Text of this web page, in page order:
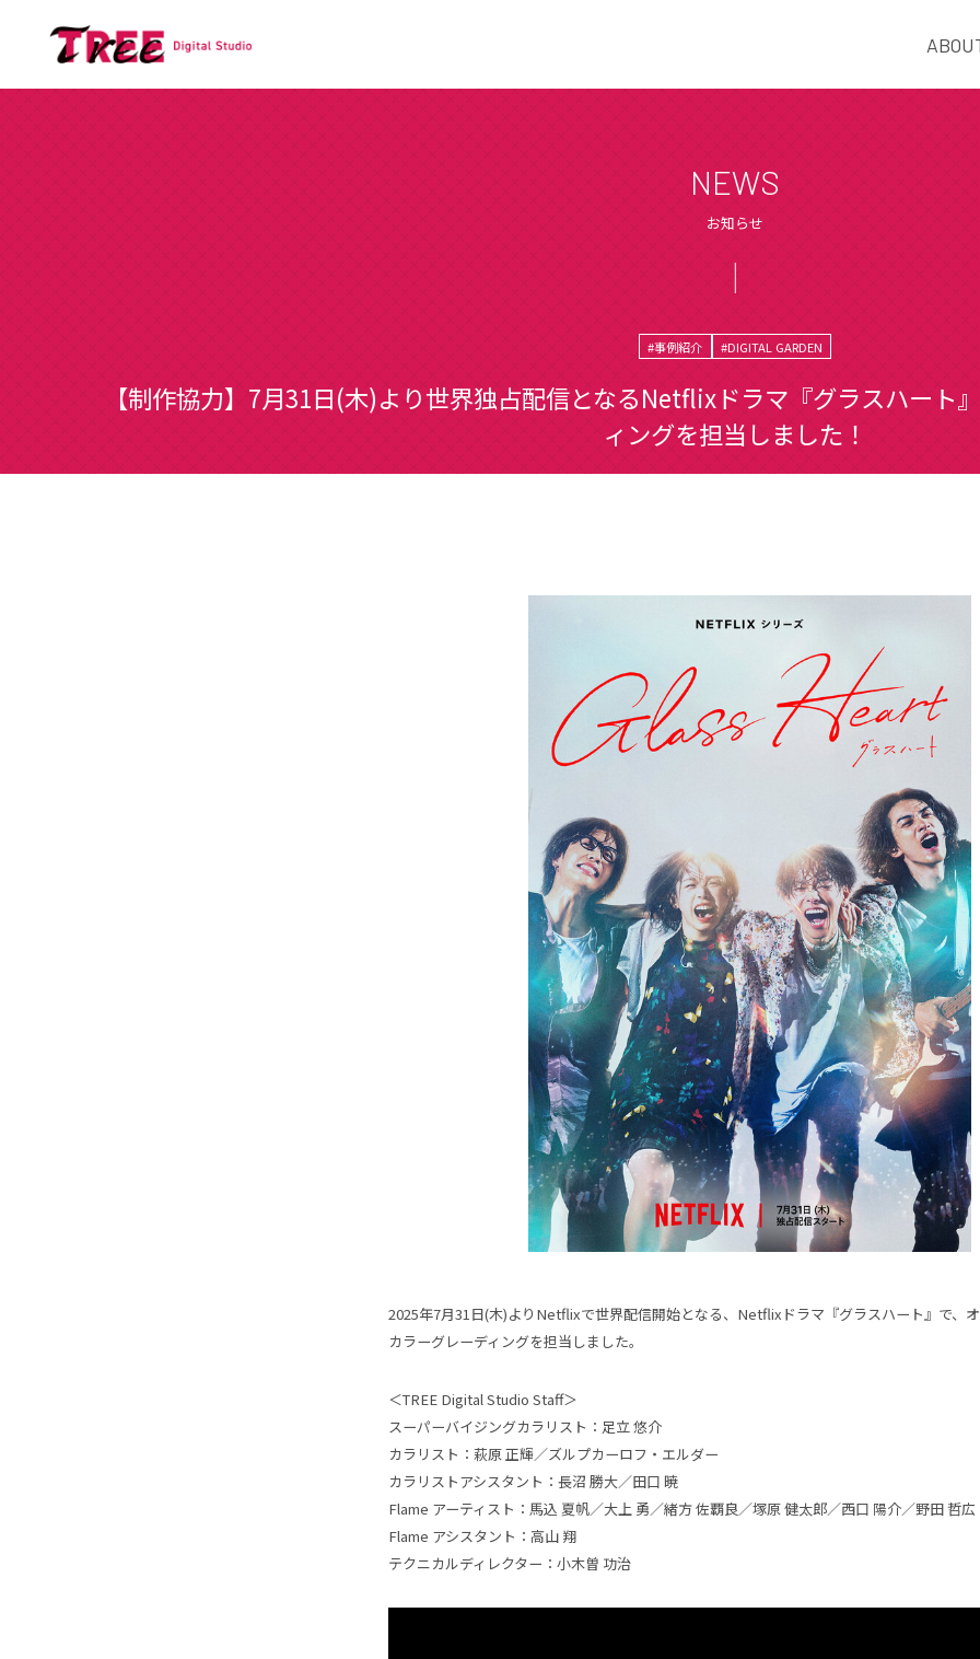
NEWS
お知らせ
#事例紹介 #DIGITAL GARDEN
【制作協力】7月31日(木)より世界独占配信となるNetflixドラマ『グラスハート
ィングを担当しました！
2025年7月31日(木)よりNetflixで世界配信開始となる、Netflixドラマ『グラスハート』で、
カラーグレーディングを担当しました。
＜TREE Digital Studio Staff＞
スーパーバイジングカラリスト：足立 悠介
カラリスト：萩原 正輝／ズルプカーロフ・エルダー
カラリストアシスタント：長沼 勝大／田口 暁
Flame アーティスト：馬込 夏帆／大上 勇／緒方 佐覇良／塚原 健太郎／西口 陽介／野田 哲広
Flame アシスタント：高山 翔
テクニカルディレクター：小木曽 功治